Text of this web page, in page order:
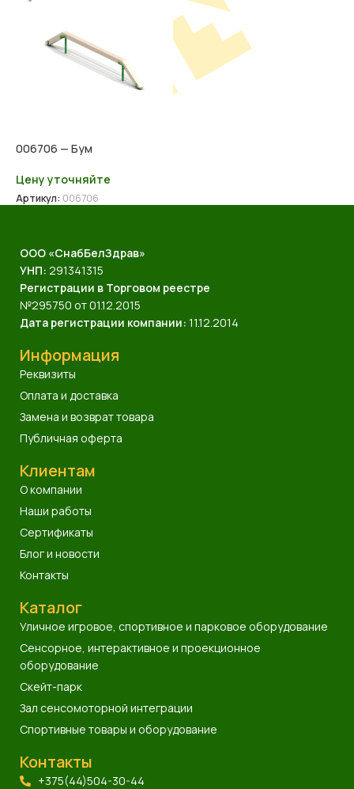
006706 — Бум
Цену уточняйте
Артикул: 006706
ООО «СнабБелЗдрав»
УНП: 291341315
Регистрации в Торговом реестре
№295750 от 01.12.2015
Дата регистрации компании: 11.12.2014
Информация
Реквизиты
Оплата и доставка
Замена и возврат товара
Публичная оферта
Клиентам
О компании
Наши работы
Сертификаты
Блог и новости
Контакты
Каталог
Уличное игровое, спортивное и парковое оборудование
Сенсорное, интерактивное и проекционное
оборудование
Скейт-парк
Зал сенсомоторной интеграции
Спортивные товары и оборудование
Контакты
+375(44)504-30-44